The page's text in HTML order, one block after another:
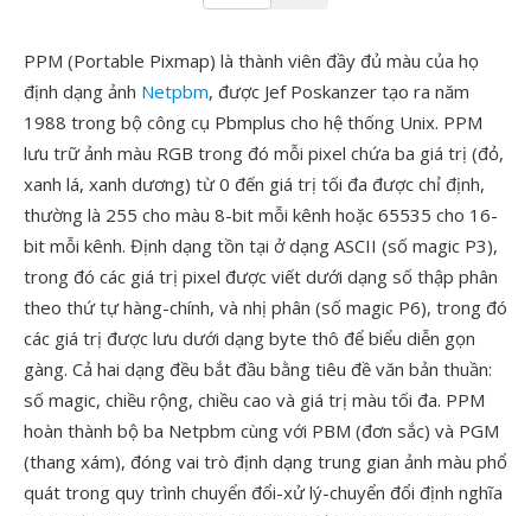
PPM (Portable Pixmap) là thành viên đầy đủ màu của họ
định dạng ảnh Netpbm, được Jef Poskanzer tạo ra năm
1988 trong bộ công cụ Pbmplus cho hệ thống Unix. PPM
lưu trữ ảnh màu RGB trong đó mỗi pixel chứa ba giá trị (đỏ,
xanh lá, xanh dương) từ 0 đến giá trị tối đa được chỉ định,
thường là 255 cho màu 8-bit mỗi kênh hoặc 65535 cho 16-
bit mỗi kênh. Định dạng tồn tại ở dạng ASCII (số magic P3),
trong đó các giá trị pixel được viết dưới dạng số thập phân
theo thứ tự hàng-chính, và nhị phân (số magic P6), trong đó
các giá trị được lưu dưới dạng byte thô để biểu diễn gọn
gàng. Cả hai dạng đều bắt đầu bằng tiêu đề văn bản thuần:
số magic, chiều rộng, chiều cao và giá trị màu tối đa. PPM
hoàn thành bộ ba Netpbm cùng với PBM (đơn sắc) và PGM
(thang xám), đóng vai trò định dạng trung gian ảnh màu phổ
quát trong quy trình chuyển đổi-xử lý-chuyển đổi định nghĩa